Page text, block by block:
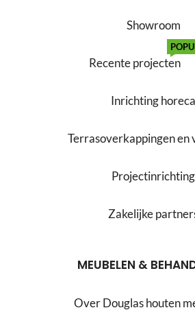
Showroom
Recente projecten
Inrichting horeca
Terrasoverkappingen en
Projectinrichting
Zakelijke
MEUBELEN &
Over Douglas houten